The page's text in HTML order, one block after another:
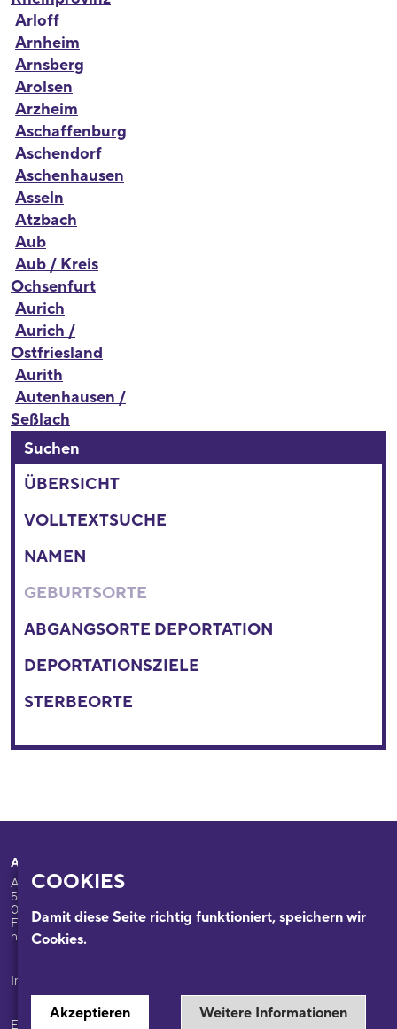
COOKIES
Damit diese Seite richtig funktioniert, speichern wir
Cookies.
Akzeptieren Weitere Informationen
Arloff
Arnheim
Arnsberg
Arolsen
Arzheim
Aschaffenburg
Aschendorf
Aschenhausen
Asseln
Atzbach
Aub
Aub / Kreis
Ochsenfurt
Aurich
Aurich /
Ostfriesland
Aurith
Autenhausen /
Seßlach
Suchen
ÜBERSICHT
VOLLTEXTSUCHE
NAMEN
GEBURTSORTE
ABGANGSORTE DEPORTATION
DEPORTATIONSZIELE
STERBEORTE
Adresse
Appellhofplatz 23-25
50667 Köln
0221/221-26332
Führungen: 0221/2212-6331
nsdok@stadt-koeln.de
Impressum / Datenschutz
Ein Museum der
Programm